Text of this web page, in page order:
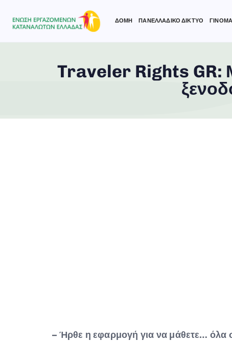
ΔΟΜΗ ΠΑΝΕΛΛΑΔΙΚΟ ΔΙΚΤΥΟ
Traveler Rights GR:
– Ήρθε η εφαρμογή για να μάθετε… όλα
Type and hit enter